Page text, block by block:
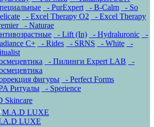
- PurExpert - B-Calm
- So
- Excel Therapy O2
- Excel Therapy
- Naturae
- Lift (In) - Hydraluronic
-
C+
- Rides - SRNS - White
-
- Пилинги Expert LAB
-
фигуры
- Perfect Forms
Ритуалы
- Sperience
Skincare
LUXE